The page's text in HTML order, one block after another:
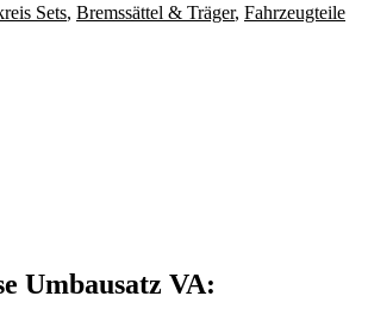
Sets, Bremssättel & Träger, Fahrzeugteile
Umbausatz VA: